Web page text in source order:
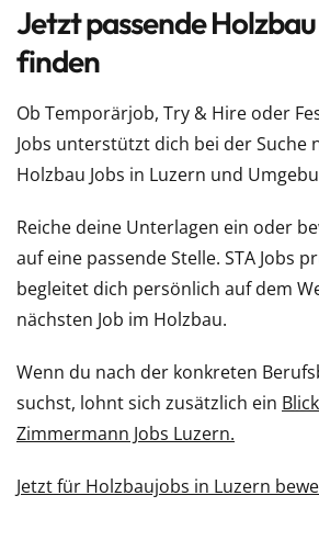
Jetzt passende
finden
Ob Temporärjob, Try & Hire oder
Jobs unterstützt dich bei der Suche
Holzbau Jobs in Luzern und
Reiche deine Unterlagen ein oder
auf eine passende Stelle. STA Jobs
begleitet dich persönlich auf dem
nächsten Job im Holzbau.
Wenn du nach der konkreten
suchst, lohnt sich zusätzlich ein
Zimmermann Jobs Luzern.
Jetzt für Holzbaujobs in Luzern